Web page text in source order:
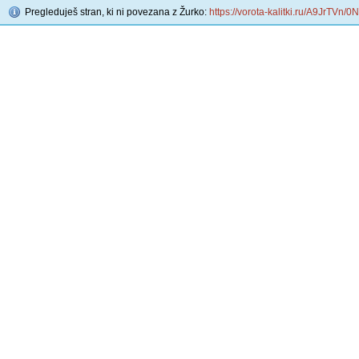
Pregleduješ stran, ki ni povezana z Žurko: https://vorota-kalitki.ru/A9JrTVn/